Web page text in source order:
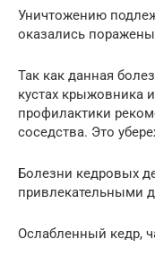
Уничтожению
оказались
Так как данная
кустах крыжовника
профилактики
соседства. Это
Болезни кедровых
привлекательными
Ослабленный кедр,